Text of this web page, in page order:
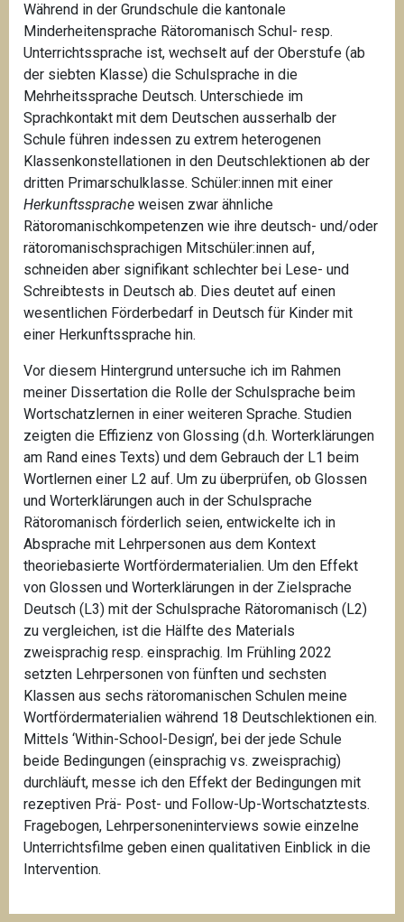
Während in der Grundschule die kantonale
Minderheitensprache Rätoromanisch Schul- resp.
Unterrichtssprache ist, wechselt auf der Oberstufe (ab
der siebten Klasse) die Schulsprache in die
Mehrheitssprache Deutsch. Unterschiede im
Sprachkontakt mit dem Deutschen ausserhalb der
Schule führen indessen zu extrem heterogenen
Klassenkonstellationen in den Deutschlektionen ab der
dritten Primarschulklasse. Schüler:innen mit einer
Herkunftssprache weisen zwar ähnliche
Rätoromanischkompetenzen wie ihre deutsch- und/oder
rätoromanischsprachigen Mitschüler:innen auf,
schneiden aber signifikant schlechter bei Lese- und
Schreibtests in Deutsch ab. Dies deutet auf einen
wesentlichen Förderbedarf in Deutsch für Kinder mit
einer Herkunftssprache hin.
Vor diesem Hintergrund untersuche ich im Rahmen
meiner Dissertation die Rolle der Schulsprache beim
Wortschatzlernen in einer weiteren Sprache. Studien
zeigten die Effizienz von Glossing (d.h. Worterklärungen
am Rand eines Texts) und dem Gebrauch der L1 beim
Wortlernen einer L2 auf. Um zu überprüfen, ob Glossen
und Worterklärungen auch in der Schulsprache
Rätoromanisch förderlich seien, entwickelte ich in
Absprache mit Lehrpersonen aus dem Kontext
theoriebasierte Wortfördermaterialien. Um den Effekt
von Glossen und Worterklärungen in der Zielsprache
Deutsch (L3) mit der Schulsprache Rätoromanisch (L2)
zu vergleichen, ist die Hälfte des Materials
zweisprachig resp. einsprachig. Im Frühling 2022
setzten Lehrpersonen von fünften und sechsten
Klassen aus sechs rätoromanischen Schulen meine
Wortfördermaterialien während 18 Deutschlektionen ein.
Mittels ‘Within-School-Design’, bei der jede Schule
beide Bedingungen (einsprachig vs. zweisprachig)
durchläuft, messe ich den Effekt der Bedingungen mit
rezeptiven Prä- Post- und Follow-Up-Wortschatztests.
Fragebogen, Lehrpersoneninterviews sowie einzelne
Unterrichtsfilme geben einen qualitativen Einblick in die
Intervention.